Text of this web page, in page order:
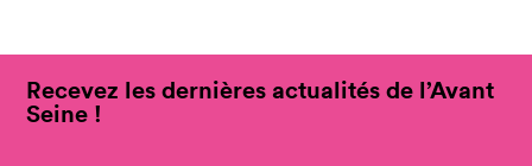
Recevez les dernières actualités de l’Avant
Seine !